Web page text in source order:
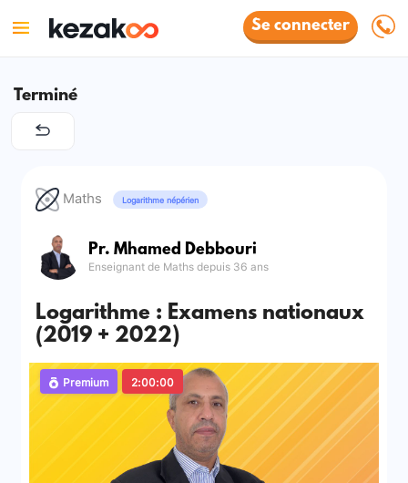
Se connecter
Terminé
Maths Logarithme népérien
Pr. Mhamed Debbouri
Enseignant de Maths depuis 36 ans
Logarithme : Examens nationaux
(2019 + 2022)
Premium 2:00:00